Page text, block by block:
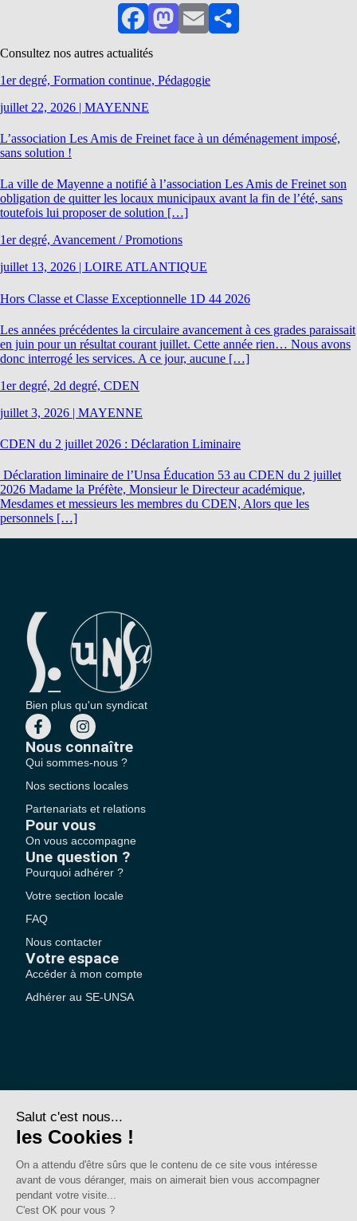
FacebookMastodon
EmailPartager
Consultez nos autres actualités
1er degré, Formation continue, Pédagogie
juillet 22, 2026 | MAYENNE
L’association Les Amis de Freinet face à un déménagement imposé,
sans solution !
La ville de Mayenne a notifié à l’association Les Amis de Freinet son
obligation de quitter les locaux municipaux avant la fin de l’été, sans
toutefois lui proposer de solution […]
1er degré, Avancement / Promotions
juillet 13, 2026 | LOIRE ATLANTIQUE
Hors Classe et Classe Exceptionnelle 1D 44 2026
Les années précédentes la circulaire avancement à ces grades paraissait
en juin pour un résultat courant juillet. Cette année rien… Nous avons
donc interrogé les services. A ce jour, aucune […]
1er degré, 2d degré, CDEN
juillet 3, 2026 | MAYENNE
CDEN du 2 juillet 2026 : Déclaration Liminaire
Déclaration liminaire de l’Unsa Éducation 53 au CDEN du 2 juillet
2026 Madame la Préfète, Monsieur le Directeur académique,
Mesdames et messieurs les membres du CDEN, Alors que les
personnels […]
Bien plus qu'un syndicat
Nous connaître
Qui sommes-nous ?
Nos sections locales
Partenariats et relations
Pour vous
On vous accompagne
Une question ?
Pourquoi adhérer ?
Votre section locale
FAQ
Nous contacter
Votre espace
Accéder à mon compte
Adhérer au SE-UNSA
SE-Unsa est un syndicat de l’UNSA